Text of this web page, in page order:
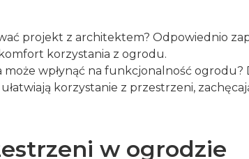
projekt z architektem? Odpowiednio
korzystania z ogrodu.
wpłynąć na funkcjonalność ogrodu?
korzystanie z przestrzeni,
w ogrodzie